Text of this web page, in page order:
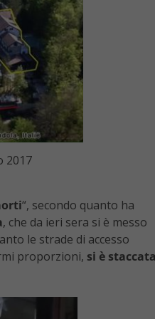
2017
“, secondo quanto ha
, che da ieri sera si è messo
le strade di accesso
proporzioni, si è